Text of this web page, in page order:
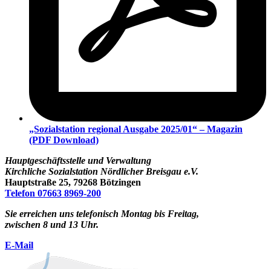
„Sozialstation regional Ausgabe 2025/01“ – Magazin
(PDF Download)
Hauptgeschäftsstelle und Verwaltung
Kirchliche Sozialstation Nördlicher Breisgau e.V.
Hauptstraße 25, 79268 Bötzingen
Telefon 07663 8969-200
Sie erreichen uns telefonisch Montag bis Freitag,
zwischen 8 und 13 Uhr.
E-Mail